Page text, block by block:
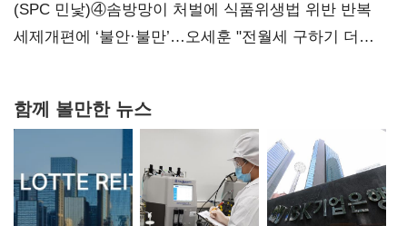
지지도 '50% 아래로'(종합)
(SPC 민낯)④솜방망이 처벌에 식품위생법 위반 반복
세제개편에 ‘불안·불만’…오세훈 "전월세 구하기 더
함께 볼만한 뉴스